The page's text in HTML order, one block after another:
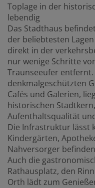
Toplage in der
lebendig
Das Stadthaus
der beliebtesten
direkt in der
nur wenige Schritte
Traunseeufer
denkmalgeschützten
Cafés und Galerien,
historischen
Aufenthaltsqualität
Die Infrastruktur lässt
Kindergärten,
Nahversorger
Auch die
Rathausplatz, den
Orth lädt zum